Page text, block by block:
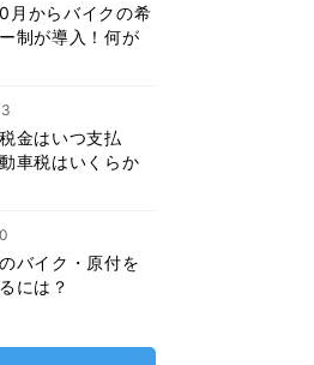
月からバイクの希
制が導入！何が
金はいつ支払
車税はいくらか
バイク・原付を
には？